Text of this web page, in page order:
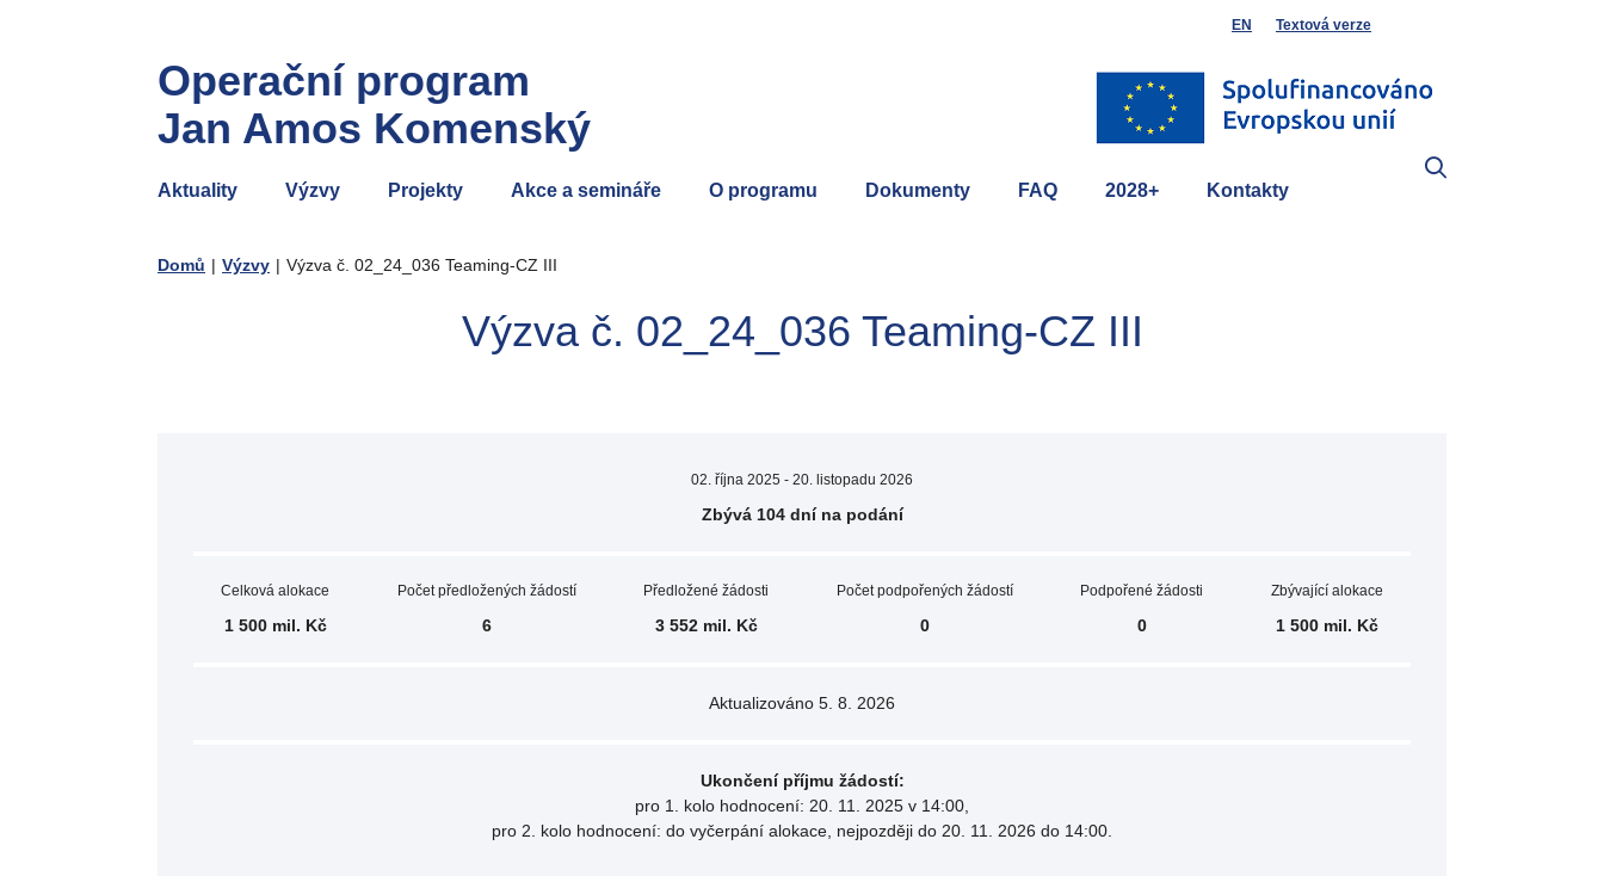
Operační program
Jan Amos Komenský
EN Textová verze
Aktuality Výzvy Projekty Akce a semináře O programu Dokumenty FAQ 2028+ Kontakty
Domů | Výzvy | Výzva č. 02_24_036 Teaming-CZ III
Výzva č. 02_24_036 Teaming-CZ III
02. října 2025 - 20. listopadu 2026
Zbývá 104 dní na podání
Celková alokace
1 500 mil. Kč
Počet předložených žádostí
6
Předložené žádosti
3 552 mil. Kč
Počet podpořených žádostí
0
Podpořené žádosti
0
Zbývající alokace
1 500 mil. Kč
Aktualizováno 5. 8. 2026
Ukončení příjmu žádostí:
pro 1. kolo hodnocení: 20. 11. 2025 v 14:00,
pro 2. kolo hodnocení: do vyčerpání alokace, nejpozději do 20. 11. 2026 do 14:00.